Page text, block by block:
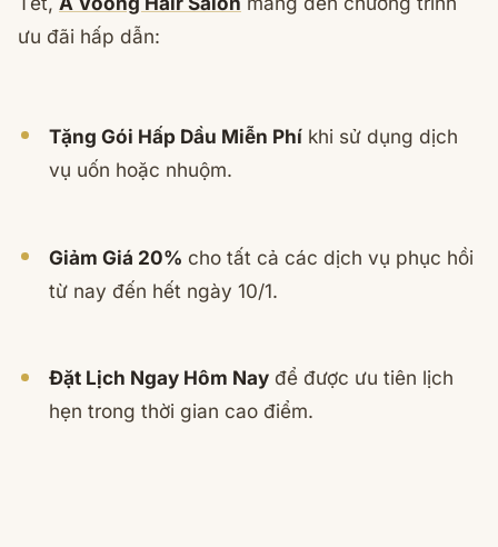
ưu đãi hấp dẫn:
Tặng Gói Hấp Dầu Miễn Phíkhi sử dụng dịch
vụ uốn hoặc nhuộm.
Giảm Giá 20% cho tất cả các dịch vụ phục hồi
từ nay đến hết ngày 10/1.
Đặt Lịch Ngay Hôm Nayđể được ưu tiên lịch
hẹn trong thời gian cao điểm.